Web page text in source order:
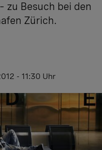
zu Besuch bei den
Zürich.
- 11:30 Uhr